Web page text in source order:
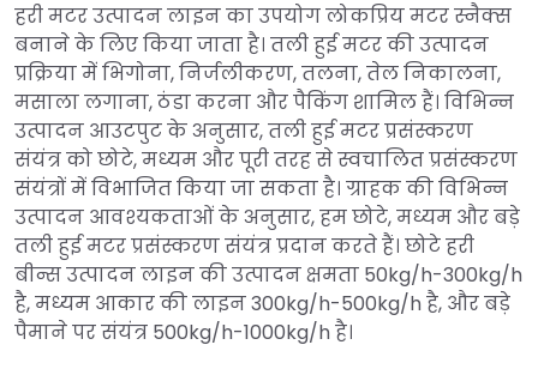
हरी मटर उत्पादन लाइन का उपयोग लोकप्रिय मटर स्नैक्स
बनाने के लिए किया जाता है। तली हुई मटर की उत्पादन
प्रक्रिया में भिगोना, निर्जलीकरण, तलना, तेल निकालना,
मसाला लगाना, ठंडा करना और पैकिंग शामिल हैं। विभिन्न
उत्पादन आउटपुट के अनुसार, तली हुई मटर प्रसंस्करण
संयंत्र को छोटे, मध्यम और पूरी तरह से स्वचालित प्रसंस्करण
संयंत्रों में विभाजित किया जा सकता है। ग्राहक की विभिन्न
उत्पादन आवश्यकताओं के अनुसार, हम छोटे, मध्यम और बड़े
तली हुई मटर प्रसंस्करण संयंत्र प्रदान करते हैं। छोटे हरी
बीन्स उत्पादन लाइन की उत्पादन क्षमता 50kg/h-300kg/h
है, मध्यम आकार की लाइन 300kg/h-500kg/h है, और बड़े
पैमाने पर संयंत्र 500kg/h-1000kg/h है।